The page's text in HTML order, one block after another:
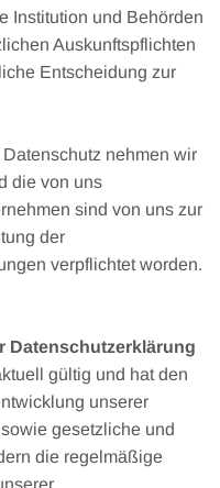
Institution und Behörden
Auskunftspflichten
Entscheidung zur
nehmen wir
die von uns
sind von uns zur
der
verpflichtet worden.
Datenschutzerklärung
gültig und hat den
unserer
gesetzliche und
die regelmäßige